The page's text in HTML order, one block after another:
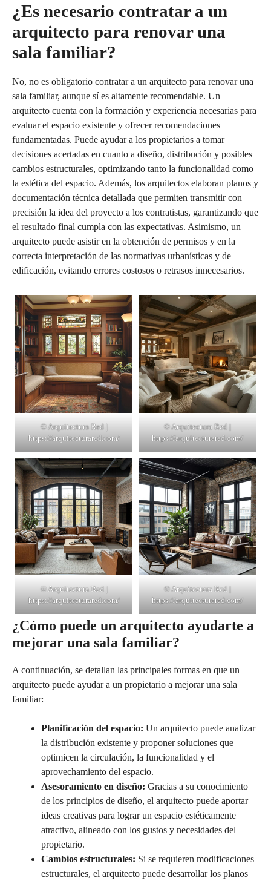
¿Es necesario contratar a un
arquitecto para renovar una
sala familiar?
No, no es obligatorio contratar a un arquitecto para renovar una
sala familiar, aunque sí es altamente recomendable. Un
arquitecto cuenta con la formación y experiencia necesarias para
evaluar el espacio existente y ofrecer recomendaciones
fundamentadas. Puede ayudar a los propietarios a tomar
decisiones acertadas en cuanto a diseño, distribución y posibles
cambios estructurales, optimizando tanto la funcionalidad como
la estética del espacio. Además, los arquitectos elaboran planos y
documentación técnica detallada que permiten transmitir con
precisión la idea del proyecto a los contratistas, garantizando que
el resultado final cumpla con las expectativas. Asimismo, un
arquitecto puede asistir en la obtención de permisos y en la
correcta interpretación de las normativas urbanísticas y de
edificación, evitando errores costosos o retrasos innecesarios.
© Arquitectura Red |
https://arquitecturared.com/
© Arquitectura Red |
https://arquitecturared.com/
© Arquitectura Red |
https://arquitecturared.com/
© Arquitectura Red |
https://arquitecturared.com/
¿Cómo puede un arquitecto ayudarte a
mejorar una sala familiar?
A continuación, se detallan las principales formas en que un
arquitecto puede ayudar a un propietario a mejorar una sala
familiar:
Planificación del espacio: Un arquitecto puede analizar
la distribución existente y proponer soluciones que
optimicen la circulación, la funcionalidad y el
aprovechamiento del espacio.
Asesoramiento en diseño: Gracias a su conocimiento
de los principios de diseño, el arquitecto puede aportar
ideas creativas para lograr un espacio estéticamente
atractivo, alineado con los gustos y necesidades del
propietario.
Cambios estructurales: Si se requieren modificaciones
estructurales, el arquitecto puede desarrollar los planos